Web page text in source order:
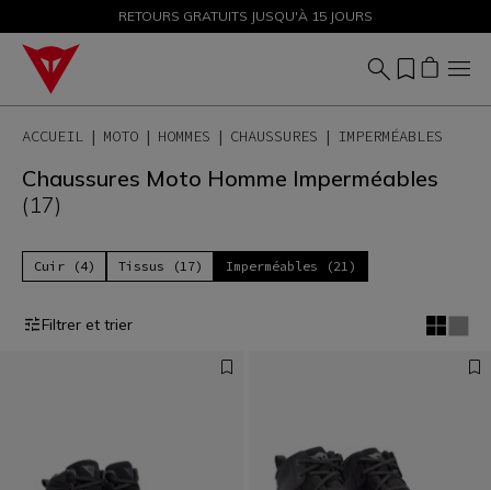
SOLDES JUSQU'À-50 % – ACHETEZ MAINTENANT
RETOURS GRATUITS JUSQU'À 15 JOURS
ACCUEIL MOTO HOMMES CHAUSSURES IMPERMÉABLES
Chaussures Moto Homme Imperméables
(17)
Cuir (4) Tissus (17) Imperméables (21)
Filtrer et trier